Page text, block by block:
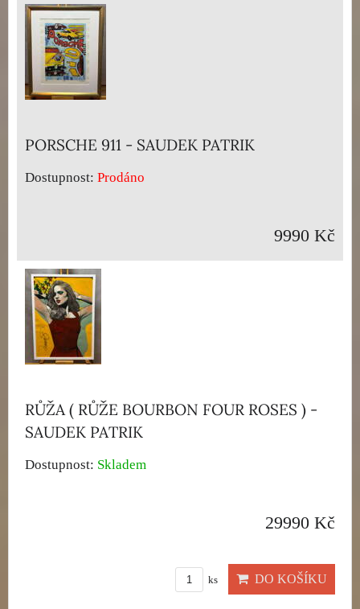
PORSCHE 911 - SAUDEK PATRIK
Dostupnost: Prodáno
9990 Kč
RŮŽA ( RŮŽE BOURBON FOUR ROSES ) -
SAUDEK PATRIK
Dostupnost: Skladem
29990 Kč
ks DO KOŠÍKU